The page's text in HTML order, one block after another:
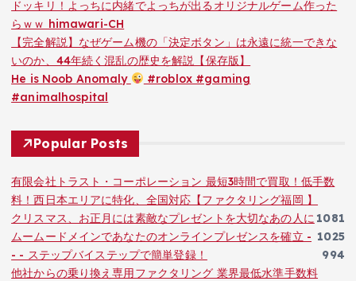
ドッキリ！よっちに内緒でよっちが出るオリジナルゲーム作った
らｗｗ himawari-CH
【完全解説】なぜゲーム機の「決定ボタン」は永遠に統一できな
いのか、44年続く混乱の歴史を解説【保存版】
He is Noob Anomaly
#roblox #gaming
#animalhospital
Popular Posts
有限会社トラスト・コーポレーション 最短3時間で買取！低手数
料！西日本エリアに特化、全国対応【ファクタリング福岡 】
1081
クリスマス、お正月には素敵なプレゼントを大切なあの人に
1025
ムームードメインであなたのオンラインプレゼンスを確立 -
- - ステップバイステップで簡単登録！
994
他社からの乗り換え専用ファクタリング 業界最低水準手数料